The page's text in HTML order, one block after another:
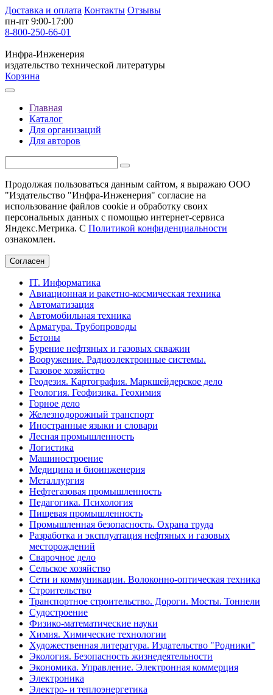
Доставка и оплата Контакты Отзывы
пн-пт 9:00-17:00
8-800-250-66-01
Инфра-Инженерия
издательство технической литературы
Корзина
Главная
Каталог
Для организаций
Для авторов
Продолжая пользоваться данным сайтом, я выражаю ООО
"Издательство "Инфра-Инженерия" согласие на
использование файлов cookie и обработку своих
персональных данных с помощью интернет-сервиса
Яндекс.Метрика. С Политикой конфиденциальности
ознакомлен.
Согласен
IT. Информатика
Авиационная и ракетно-космическая техника
Автоматизация
Автомобильная техника
Арматура. Трубопроводы
Бетоны
Бурение нефтяных и газовых скважин
Вооружение. Радиоэлектронные системы.
Газовое хозяйство
Геодезия. Картография. Маркшейдерское дело
Геология. Геофизика. Геохимия
Горное дело
Железнодорожный транспорт
Иностранные языки и словари
Лесная промышленность
Логистика
Машиностроение
Медицина и биоинженерия
Металлургия
Нефтегазовая промышленность
Педагогика. Психология
Пищевая промышленность
Промышленная безопасность. Охрана труда
Разработка и эксплуатация нефтяных и газовых
месторождений
Сварочное дело
Сельское хозяйство
Сети и коммуникации. Волоконно-оптическая техника
Строительство
Транспортное строительство. Дороги. Мосты. Тоннели
Судостроение
Физико-математические науки
Химия. Химические технологии
Художественная литература. Издательство "Родники"
Экология. Безопасность жизнедеятельности
Экономика. Управление. Электронная коммерция
Электроника
Электро- и теплоэнергетика